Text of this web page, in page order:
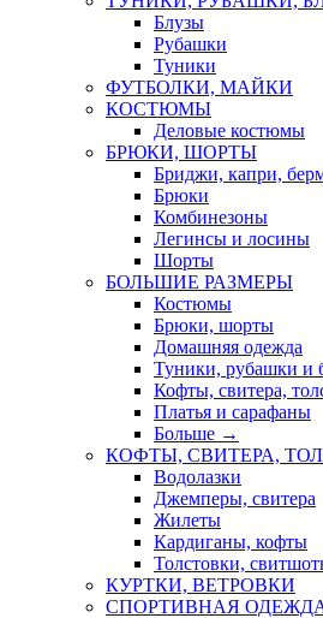
Блузы
Рубашки
Туники
ФУТБОЛКИ, МАЙКИ
КОСТЮМЫ
Деловые костюмы
БРЮКИ, ШОРТЫ
Бриджи, капри,
Брюки
Комбинезоны
Легинсы и лосины
Шорты
БОЛЬШИЕ РАЗМЕРЫ
Костюмы
Брюки, шорты
Домашняя одежда
Туники, рубашки и
Кофты, свитера,
Платья и сарафаны
Больше →
КОФТЫ, СВИТЕРА,
Водолазки
Джемперы, свитера
Жилеты
Кардиганы, кофты
Толстовки,
КУРТКИ, ВЕТРОВКИ
СПОРТИВНАЯ